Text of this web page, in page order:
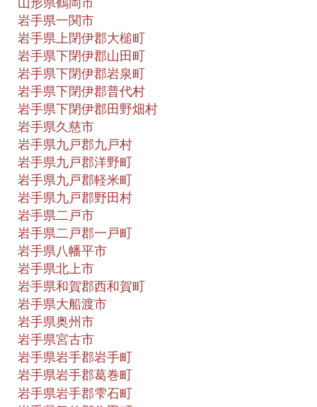
岩手県一関市
岩手県上閉伊郡大槌町
岩手県下閉伊郡山田町
岩手県下閉伊郡岩泉町
岩手県下閉伊郡普代村
岩手県下閉伊郡田野畑村
岩手県久慈市
岩手県九戸郡九戸村
岩手県九戸郡洋野町
岩手県九戸郡軽米町
岩手県九戸郡野田村
岩手県二戸市
岩手県二戸郡一戸町
岩手県八幡平市
岩手県北上市
岩手県和賀郡西和賀町
岩手県大船渡市
岩手県奥州市
岩手県宮古市
岩手県岩手郡岩手町
岩手県岩手郡葛巻町
岩手県岩手郡雫石町